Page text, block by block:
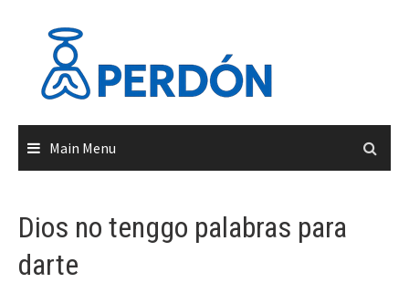
Main Menu
Dios no tenggo palabras para
darte